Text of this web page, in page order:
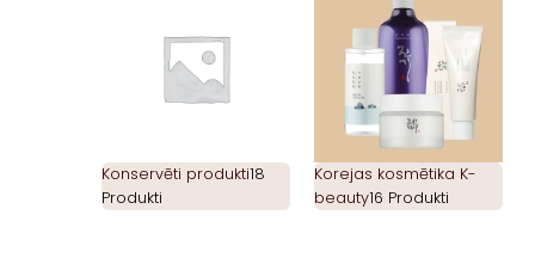
Konservēti produkti18
Produkti
Korejas kosmētika K-
beauty16 Produkti